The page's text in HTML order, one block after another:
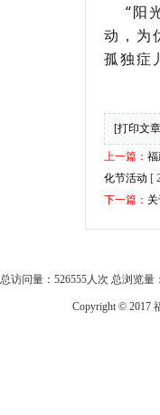
“阳
动，为
孤独症
[打印文
上一篇：
化节活动 [
下一篇：
总访问量：526555人次 总浏览
Copyright © 2017